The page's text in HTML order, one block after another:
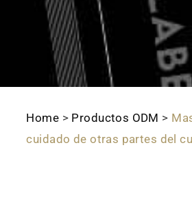
Home > Productos ODM >
cuidado de otras partes del